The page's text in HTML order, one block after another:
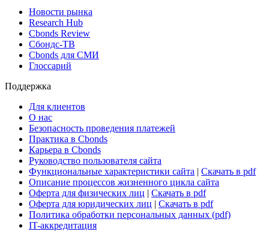
Новости рынка
Research Hub
Cbonds Review
Сбондс-ТВ
Cbonds для СМИ
Глоссарий
Поддержка
Для клиентов
О нас
Безопасность проведения платежей
Практика в Cbonds
Карьера в Cbonds
Руководство пользователя сайта
Функциональные характеристики сайта | Скачать в pdf
Описание процессов жизненного цикла сайта
Оферта для физических лиц | Скачать в pdf
Оферта для юридических лиц | Скачать в pdf
Политика обработки персональных данных (pdf)
IT-аккредитация